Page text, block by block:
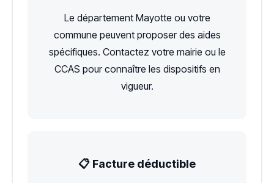
Le département Mayotte ou votre
commune peuvent proposer des aides
spécifiques. Contactez votre mairie ou le
CCAS pour connaître les dispositifs en
vigueur.
📋 Facture déductible